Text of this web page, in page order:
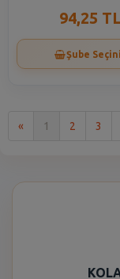
94,25
Şube
« 1 2 3